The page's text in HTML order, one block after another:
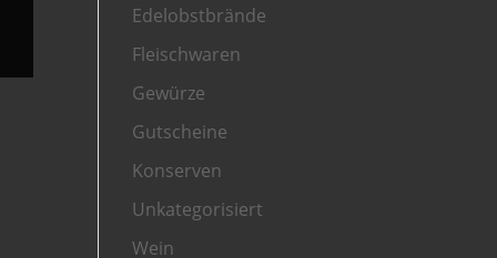
Edelobstbrände
Fleischwaren
Gewürze
Gutscheine
Konserven
Unkategorisiert
Wein